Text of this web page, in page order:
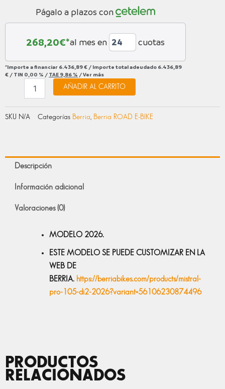
Págalo a plazos con
268,20€*al mes en cuotas
*Importe a financiar 6.436,89 € / Importe total adeudado 6.436,89
€ / TIN 0,00 % / TAE 9,86 % /Ver más
AÑADIR AL CARRITO
SKU N/A Categorías Berria Berria ROAD E-BIKE
Descripción
Información adicional
Valoraciones (0)
MODELO 2026.
ESTE MODELO SE PUEDE CUSTOMIZAR EN LA
WEB DE
BERRIA. https://berriabikes.com/products/mistral-
pro-105-di2-2026?variant=56106230874496
PRODUCTOS
RELACIONADOS